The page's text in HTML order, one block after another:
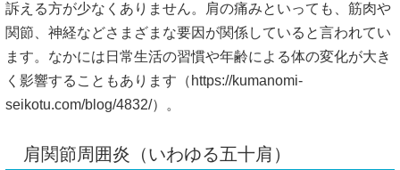
訴える方が少なくありません。肩の痛みといっても、筋肉や
関節、神経などさまざまな要因が関係していると言われてい
ます。なかには日常生活の習慣や年齢による体の変化が大き
く影響することもあります（ https://kumanomi-
seikotu.com/blog/4832/）。
肩関節周囲炎（いわゆる五十肩）